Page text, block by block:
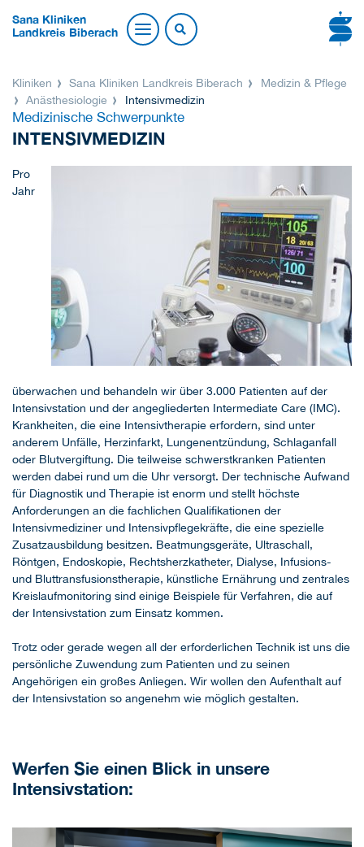
Sana Kliniken
Landkreis Biberach
Kliniken Sana Kliniken Landkreis Biberach
Medizin & Pflege
Anästhesiologie
Intensivmedizin
Medizinische Schwerpunkte
INTENSIVMEDIZIN
Pro
Jahr
überwachen und behandeln wir über 3.000 Patienten auf der
Intensivstation und der angegliederten Intermediate Care (IMC).
Krankheiten, die eine Intensivtherapie erfordern, sind unter
anderem Unfälle, Herzinfarkt, Lungenentzündung, Schlaganfall
oder Blutvergiftung. Die teilweise schwerstkranken Patienten
werden dabei rund um die Uhr versorgt. Der technische Aufwand
für Diagnostik und Therapie ist enorm und stellt höchste
Anforderungen an die fachlichen Qualifikationen der
Intensivmediziner und Intensivpflegekräfte, die eine spezielle
Zusatzausbildung besitzen. Beatmungsgeräte, Ultraschall,
Röntgen, Endoskopie, Rechtsherzkatheter, Dialyse, Infusions-
und Bluttransfusionstherapie, künstliche Ernährung und zentrales
Kreislaufmonitoring sind einige Beispiele für Verfahren, die auf
der Intensivstation zum Einsatz kommen.
Trotz oder gerade wegen all der erforderlichen Technik ist uns die
persönliche Zuwendung zum Patienten und zu seinen
Angehörigen ein großes Anliegen. Wir wollen den Aufenthalt auf
der Intensivstation so angenehm wie möglich gestalten.
Werfen Sie einen Blick in unsere
Intensivstation: